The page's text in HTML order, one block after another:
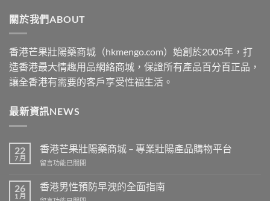
關於我們ABOUT
香港芒果壯陽藥商城（hkmengo.com）始創於2005年，打
造香港最大情趣用品網絡商城，保證所有產品百分百正品，
讓全香港有需要的客戶享受性福生活。
最新資訊NEWS
22
7 月
香港芒果壯陽藥商城 – 專業壯陽產品購物平台
在
港
芒
留言功能已關閉
26
1 月
香港男性預防早洩的全面指南